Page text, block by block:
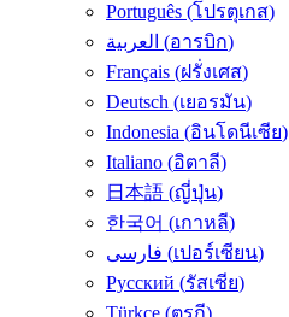
Português (โปรตุเกส)
العربية (อารบิก)
Français (ฝรั่งเศส)
Deutsch (เยอรมัน)
Indonesia (อินโดนีเซีย)
Italiano (อิตาลี)
日本語 (ญี่ปุ่น)
한국어 (เกาหลี)
فارسی (เปอร์เซียน)
Русский (รัสเซีย)
Türkçe (ตุรกี)